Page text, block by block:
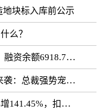
地块标入库前公示
么？
万元（08-28）
总裁强势宠简述)
净利润同比增195.10%